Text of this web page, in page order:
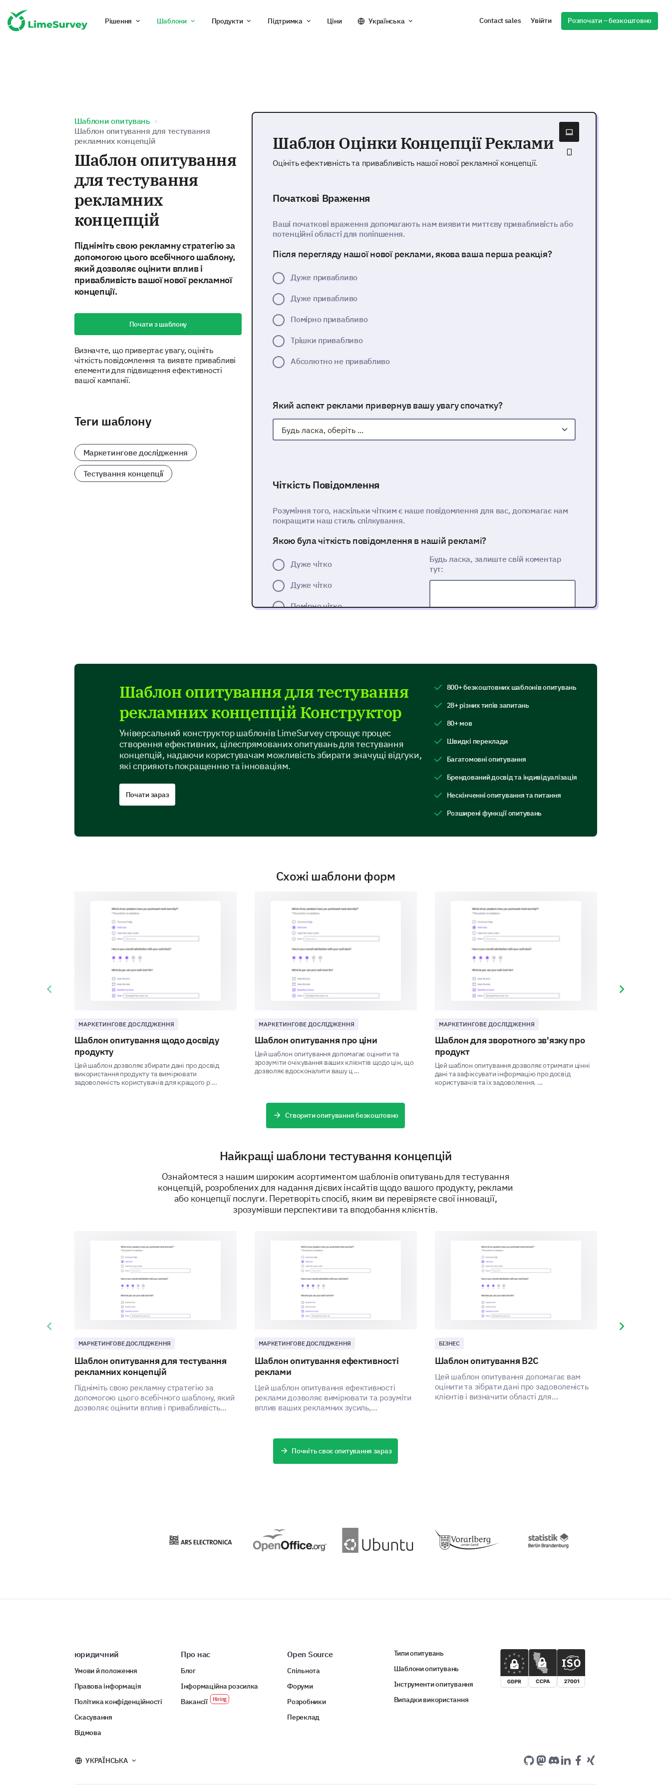
Рішення Шаблони Продукти Підтримка Ціни Українська Contact sales Увійти Розпочати – безкоштовно
Шаблони опитувань
Шаблон опитування для тестування
рекламних концепцій
Шаблон опитування
для тестування
рекламних
концепцій
Підніміть свою рекламну стратегію за
допомогою цього всебічного шаблону,
який дозволяє оцінити вплив і
привабливість вашої нової рекламної
концепції.
Почати з шаблону
Визначте, що привертає увагу, оцініть
чіткість повідомлення та виявте привабливі
елементи для підвищення ефективності
вашої кампанії.
Теги шаблону
Маркетингове дослідження
Тестування концепції
Шаблон Оцінки Концепції Реклами
Оцініть ефективність та привабливість нашої нової рекламної концепції.
Початкові Враження
Ваші початкові враження допомагають нам виявити миттєву привабливість або
потенційні області для поліпшення.
Після перегляду нашої нової реклами, якова ваша перша реакція?
Дуже привабливо
Дуже привабливо
Помірно привабливо
Трішки привабливо
Абсолютно не привабливо
Який аспект реклами привернув вашу увагу спочатку?
Чіткість Повідомлення
Розуміння того, наскільки чітким є наше повідомлення для вас, допомагає нам
покращити наш стиль спілкування.
Якою була чіткість повідомлення в нашій рекламі?
Дуже чітко
Дуже чітко
Помірно чітко
Будь ласка, залиште свій коментар
тут:
Будь ласка, поясніть, чому ви обрали вище зазначену відповідь або
поділіться будь-якими пропозиціями для поліпшення чіткості нашої
реклами.
Загальна Оцінка
Оцініть наступні аспекти нашої реклами за шкалою від 1 (Дуже Погано)
до 5 (Відмінно)?
3
Візуальна привабливість
Чіткість повідомлення
Актуальність
Загальний вплив
Чи є у вас інші відгуки або пропозиції щодо нашої реклами?
Шаблон опитування для тестування
рекламних концепцій Конструктор
Універсальний конструктор шаблонів LimeSurvey спрощує процес
створення ефективних, цілеспрямованих опитувань для тестування
концепцій, надаючи користувачам можливість збирати значущі відгуки,
які сприяють покращенню та інноваціям.
Почати зараз
800+ безкоштовних шаблонів опитувань
28+ різних типів запитань
80+ мов
Швидкі переклади
Багатомовні опитування
Брендований досвід та індивідуалізація
Нескінченні опитування та питання
Розширені функції опитувань
Схожі шаблони форм
МАРКЕТИНГОВЕ ДОСЛІДЖЕННЯ
Шаблон опитування щодо досвіду
продукту
Цей шаблон дозволяє збирати дані про досвід
використання продукту та вимірювати
задоволеність користувачів для кращого р ...
МАРКЕТИНГОВЕ ДОСЛІДЖЕННЯ
Шаблон опитування про ціни
Цей шаблон опитування допомагає оцінити та
зрозуміти очікування ваших клієнтів щодо цін, що
дозволяє вдосконалити вашу ц ...
МАРКЕТИНГОВЕ ДОСЛІДЖЕННЯ
Шаблон для зворотного зв'язку про
продукт
Цей шаблон опитування дозволяє отримати цінні
дані та зафіксувати інформацію про досвід
користувачів та їх задоволення. ...
Previous slide Next slide
Створити опитування безкоштовно
Найкращі шаблони тестування концепцій
Ознайомтеся з нашим широким асортиментом шаблонів опитувань для тестування
концепцій, розроблених для надання дієвих інсайтів щодо вашого продукту, реклами
або концепції послуги. Перетворіть спосіб, яким ви перевіряєте свої інновації,
зрозумівши перспективи та вподобання клієнтів.
МАРКЕТИНГОВЕ ДОСЛІДЖЕННЯ
Шаблон опитування для тестування
рекламних концепцій
Підніміть свою рекламну стратегію за
допомогою цього всебічного шаблону, який
дозволяє оцінити вплив і привабливість
МАРКЕТИНГОВЕ ДОСЛІДЖЕННЯ
Шаблон опитування ефективності
реклами
Цей шаблон опитування ефективності
реклами дозволяє вимірювати та розуміти
вплив ваших рекламних зусиль,
БІЗНЕС
Шаблон опитування B2C
Цей шаблон опитування допомагає вам
оцінити та зібрати дані про задоволеність
клієнтів і визначити області для
Previous slide Next slide
Почніть своє опитування зараз
юридичний
Умови й положення
Правова інформація
Політика конфіденційності
Скасування
Відмова
Про нас
Блог
Інформаційна розсилка
Вакансії
Open Source
Спільнота
Форуми
Розробники
Переклад
Типи опитувань
Шаблони опитувань
Інструменти опитування
Випадки використання
УКРАЇНСЬКА